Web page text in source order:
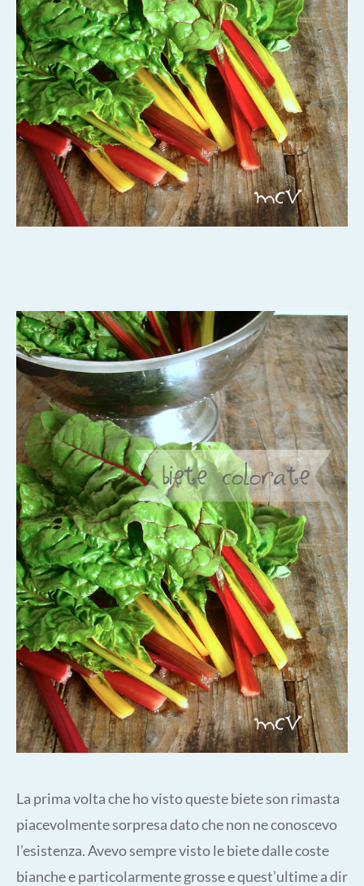
La prima volta che ho visto queste biete son rimasta
piacevolmente sorpresa dato che non ne conoscevo
l’esistenza. Avevo sempre visto le biete dalle coste
bianche e particolarmente grosse e quest’ultime a dir